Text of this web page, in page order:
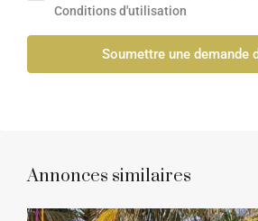
Conditions d'utilisation
Soumettre une demande
Annonces similaires